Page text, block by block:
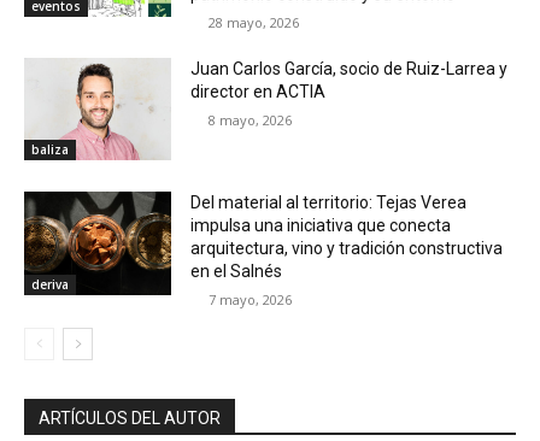
eventos
28 mayo, 2026
baliza
Juan Carlos García, socio de Ruiz-Larrea y
director en ACTIA
8 mayo, 2026
deriva
Del material al territorio: Tejas Verea
impulsa una iniciativa que conecta
arquitectura, vino y tradición constructiva
en el Salnés
7 mayo, 2026
ARTÍCULOS DEL AUTOR